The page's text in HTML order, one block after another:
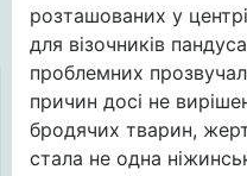
розташованих у
для візочників
проблемних
причин досі не
бродячих тварин,
стала не одна